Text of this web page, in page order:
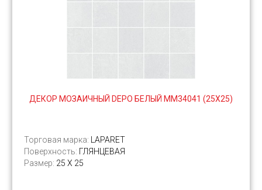
ДЕКОР МОЗАИЧНЫЙ DEPO БЕЛЫЙ MM34041 (25Х25)
Торговая марка:
LAPARET
Поверхность: ГЛЯНЦЕВАЯ
Размер: 25 Х 25